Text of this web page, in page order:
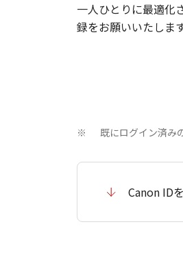
一人ひとりに最適化
録をお願いいたしま
※ 既にログイン済み
Canon ID